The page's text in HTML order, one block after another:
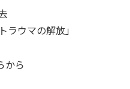
ラウマの解放」
から